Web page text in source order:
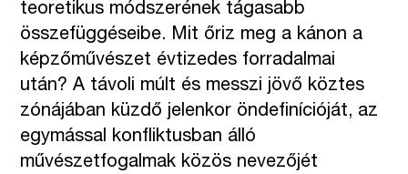
teoretikus módszerének tágasabb
összefüggéseibe. Mit őriz meg a kánon a
képzőművészet évtizedes forradalmai
után? A távoli múlt és messzi jövő köztes
zónájában küzdő jelenkor öndefinícióját, az
egymással konfliktusban álló
művészetfogalmak közös nevezőjét